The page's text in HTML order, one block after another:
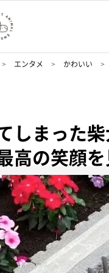
エンタメ かわいい
しまった
高の笑顔